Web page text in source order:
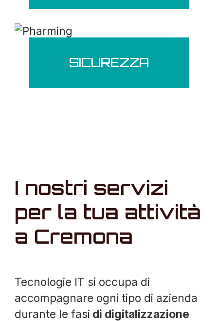
SICUREZZA
I nostri servizi
per la tua attività
a Cremona
Tecnologie IT si occupa di
accompagnare ogni tipo di azienda
durante le fasi di digitalizzazione